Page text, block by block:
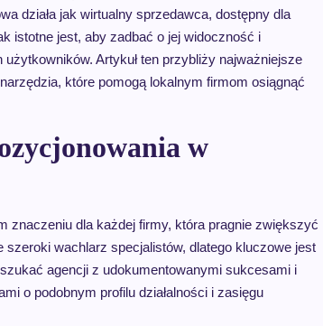
działa jak wirtualny sprzedawca, dostępny dla
istotne jest, aby zadbać o jej widoczność i
Artykuł ten przybliży najważniejsze
które pomogą lokalnym firmom osiągnąć
w
znaczeniu dla każdej firmy, która pragnie zwiększyć
wachlarz specjalistów, dlatego kluczowe jest
agencji z udokumentowanymi sukcesami i
o podobnym profilu działalności i zasięgu